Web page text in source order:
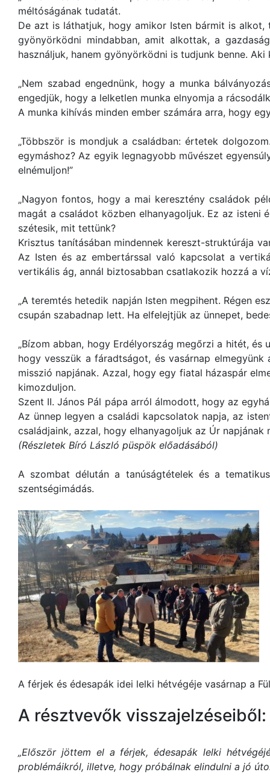
méltóságának tudatát.
De azt is láthatjuk, hogy amikor Isten bármit is
gyönyörködni mindabban, amit alkottak, a
használjuk, hanem gyönyörködni is tudjunk benne.
„Nem szabad engednünk, hogy a munka
engedjük, hogy a lelketlen munka elnyomja a
A munka kihívás minden ember számára arra, hogy
„Többször is mondjuk a családban: értetek
egymáshoz? Az egyik legnagyobb művészet
elnémuljon!”
„Nagyon fontos, hogy a mai keresztény családok
magát a családot közben elhanyagoljuk. Ez az isteni
szétesik, mit tettünk?
Krisztus tanításában mindennek kereszt-struktúrája
Az Isten és az embertárssal való kapcsolat a
vertikális ág, annál biztosabban csatlakozik hozzá a
„A teremtés hetedik napján Isten megpihent. Régen
csupán szabadnap lett. Ha elfelejtjük az ünnepet,
„Bízom abban, hogy Erdélyország megőrzi a hitét,
hogy vesszük a fáradtságot, és vasárnap
misszió napjának. Azzal, hogy egy fiatal házaspár
kimozduljon.
Szent II. János Pál pápa arról álmodott, hogy az
Az ünnep legyen a családi kapcsolatok napja, az
családjaink, azzal, hogy elhanyagoljuk az Úr napjának
(Részletek Bíró László püspök előadásából)
A szombat délután a tanúságtételek és a
szentségimádás.
A férjek és édesapák idei lelki hétvégéje vasárnap a
A résztvevők visszajelzéseiből:
„Először jöttem el a férjek, édesapák lelki
problémáikról, illetve, hogy próbálnak elindulni a jó